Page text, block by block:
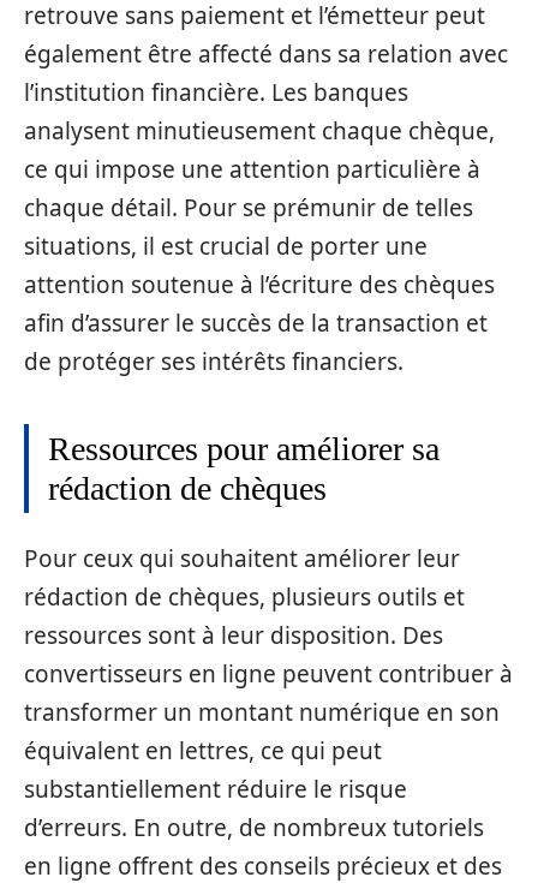
retrouve sans paiement et l’émetteur peut
également être affecté dans sa relation avec
l’institution financière. Les banques
analysent minutieusement chaque chèque,
ce qui impose une attention particulière à
chaque détail. Pour se prémunir de telles
situations, il est crucial de porter une
attention soutenue à l’écriture des chèques
afin d’assurer le succès de la transaction et
de protéger ses intérêts financiers.
Ressources pour améliorer sa
rédaction de chèques
Pour ceux qui souhaitent améliorer leur
rédaction de chèques, plusieurs outils et
ressources sont à leur disposition. Des
convertisseurs en ligne peuvent contribuer à
transformer un montant numérique en son
équivalent en lettres, ce qui peut
substantiellement réduire le risque
d’erreurs. En outre, de nombreux tutoriels
en ligne offrent des conseils précieux et des